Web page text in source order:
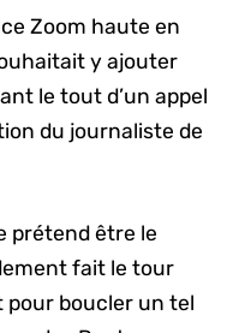
Zoom haute en
y ajouter
le tout d’un appel
du journaliste de
prétend être le
fait le tour
pour boucler un tel